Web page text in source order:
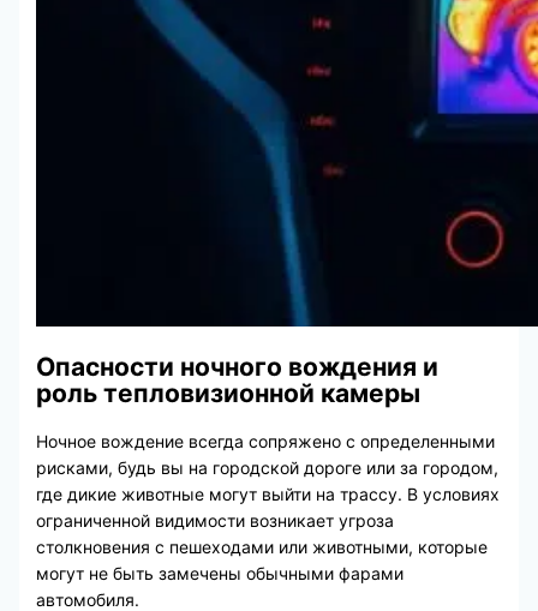
Опасности ночного вождения и
роль тепловизионной камеры
Ночное вождение всегда сопряжено с определенными
рисками, будь вы на городской дороге или за городом,
где дикие животные могут выйти на трассу. В условиях
ограниченной видимости возникает угроза
столкновения с пешеходами или животными, которые
могут не быть замечены обычными фарами
автомобиля.